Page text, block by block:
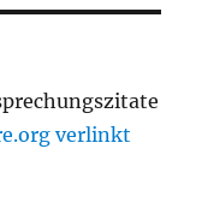
verlinkt